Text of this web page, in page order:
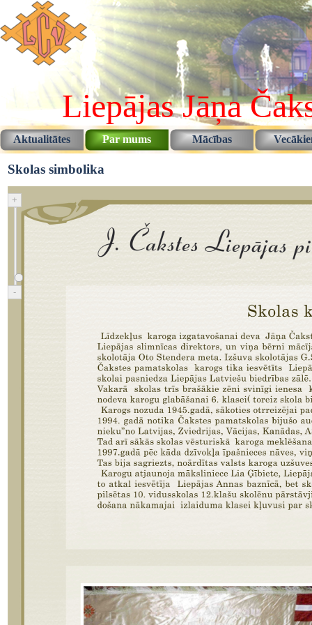
Pāriet uz saturu
Liepājas Jāņa
Aktualitātes Par mums ▼
Mācības ▼
Skolas simbolika
+
-